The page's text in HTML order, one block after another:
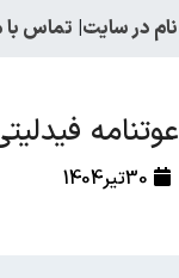
در سایت| تماس با
30تیر1404